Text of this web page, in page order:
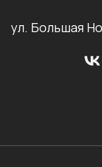
ул. Большая